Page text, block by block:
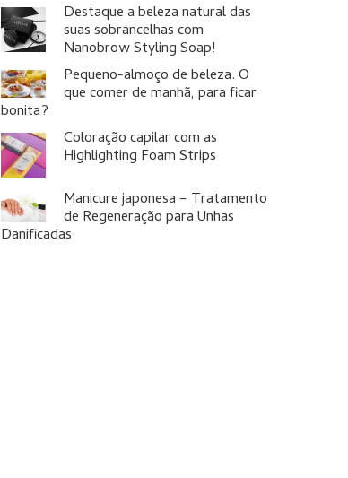
Destaque a beleza natural das
suas sobrancelhas com
Nanobrow Styling Soap!
Pequeno-almoço de beleza. O
que comer de manhã, para ficar
bonita?
Coloração capilar com as
Highlighting Foam Strips
Manicure japonesa – Tratamento
de Regeneração para Unhas
Danificadas